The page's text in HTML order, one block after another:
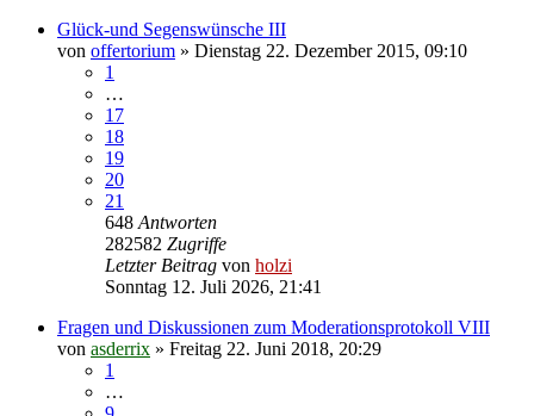
Glück-und Segenswünsche III
von offertorium » Dienstag 22. Dezember 2015, 09:10
1
…
17
18
19
20
21
648 Antworten
282582 Zugriffe
Letzter Beitrag von holzi
Sonntag 12. Juli 2026, 21:41
Fragen und Diskussionen zum Moderationsprotokoll VIII
von asderrix » Freitag 22. Juni 2018, 20:29
1
…